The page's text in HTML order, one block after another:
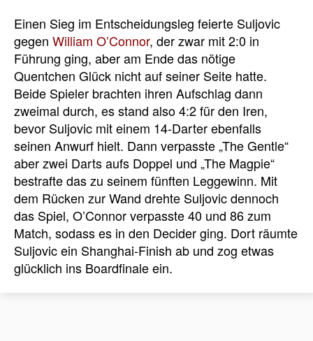
Einen Sieg im Entscheidungsleg feierte Suljovic
gegen William O’Connor, der zwar mit 2:0 in
Führung ging, aber am Ende das nötige
Quentchen Glück nicht auf seiner Seite hatte.
Beide Spieler brachten ihren Aufschlag dann
zweimal durch, es stand also 4:2 für den Iren,
bevor Suljovic mit einem 14-Darter ebenfalls
seinen Anwurf hielt. Dann verpasste „The Gentle“
aber zwei Darts aufs Doppel und „The Magpie“
bestrafte das zu seinem fünften Leggewinn. Mit
dem Rücken zur Wand drehte Suljovic dennoch
das Spiel, O’Connor verpasste 40 und 86 zum
Match, sodass es in den Decider ging. Dort räumte
Suljovic ein Shanghai-Finish ab und zog etwas
glücklich ins Boardfinale ein.